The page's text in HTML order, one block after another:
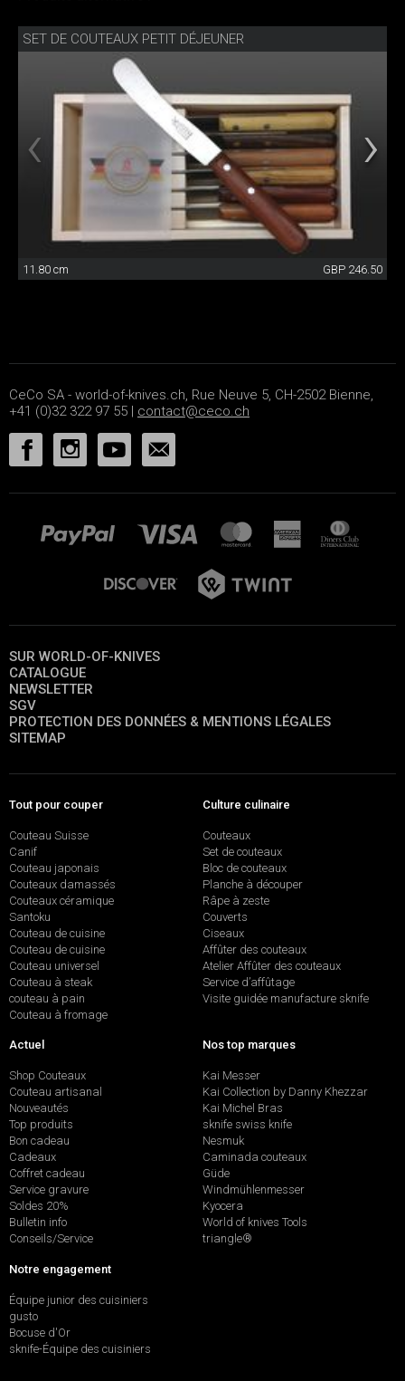
SET DE COUTEAUX PETIT DÉJEUNER
11.80 cm GBP 246.50
CeCo SA - world-of-knives.ch, Rue Neuve 5, CH-2502 Bienne,
+41 (0)32 322 97 55 | contact@ceco.ch
SUR WORLD-OF-KNIVES
CATALOGUE
NEWSLETTER
SGV
PROTECTION DES DONNÉES & MENTIONS LÉGALES
SITEMAP
Tout pour couper
Couteau Suisse
Canif
Couteau japonais
Couteaux damassés
Couteaux céramique
Santoku
Couteau de cuisine
Couteau de cuisine
Couteau universel
Couteau à steak
couteau à pain
Couteau à fromage
Culture culinaire
Couteaux
Set de couteaux
Bloc de couteaux
Planche à découper
Râpe à zeste
Couverts
Ciseaux
Affûter des couteaux
Atelier Affûter des couteaux
Service d’affûtage
Visite guidée manufacture sknife
Actuel
Shop Couteaux
Couteau artisanal
Nouveautés
Top produits
Bon cadeau
Cadeaux
Coffret cadeau
Service gravure
Soldes 20%
Bulletin info
Conseils/Service
Nos top marques
Kai Messer
Kai Collection by Danny Khezzar
Kai Michel Bras
sknife swiss knife
Nesmuk
Caminada couteaux
Güde
Windmühlenmesser
Kyocera
World of knives Tools
triangle®
Notre engagement
Équipe junior des cuisiniers
gusto
Bocuse d'Or
sknife-Équipe des cuisiniers